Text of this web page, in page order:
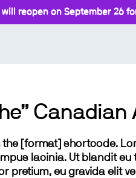
reopen on September 26
[format] shortcode.
lacinia. Ut blandit
pretium, eu gravida elit